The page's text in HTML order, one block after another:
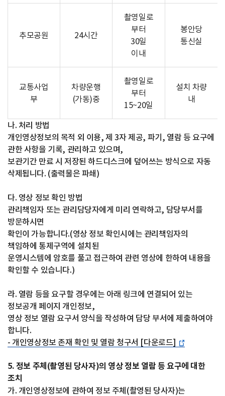
추모공원 24시간
촬영일로
부터
30일
이내
봉안당
통신실
교통사업
부
차량운행
(가동)중
촬영일로
부터
15~20일
설치 차량
내
나. 처리 방법
개인영상정보의 목적 외 이용, 제 3자 제공, 파기, 열람 등 요구에
관한 사항을 기록, 관리하고 있으며,
보관기간 만료 시 저장된 하드디스크에 덮어쓰는 방식으로 자동
삭제됩니다. (출력물은 파쇄)
다. 영상 정보 확인 방법
관리책임자 또는 관리담당자에게 미리 연락하고, 담당부서를
방문하시면
확인이 가능합니다.(영상 정보 확인시에는 관리책임자의
책임하에 통제구역에 설치된
운영시스템에 암호를 풀고 접근하여 관련 영상에 한하여 내용을
확인할 수 있습니다.)
라. 열람 등을 요구할 경우에는 아래 링크에 연결되어 있는
정보공개 페이지 개인정보,
영상 정보 열람 요구서 양식을 작성하여 담당 부서에 제출하여야
합니다.
- 개인영상정보 존재 확인 및 열람 청구서 [다운로드]
5. 정보 주체(촬영된 당사자)의 영상 정보 열람 등 요구에 대한
조치
가. 개인영상정보에 관하여 정보 주체(촬영된 당사자)는